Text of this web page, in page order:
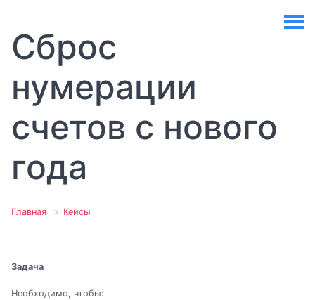
Сброс
нумерации
счетов с нового
года
Главная Кейсы
Задача
Необходимо, чтобы: